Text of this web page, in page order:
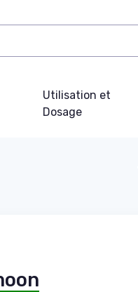
Utilisation et
Dosage